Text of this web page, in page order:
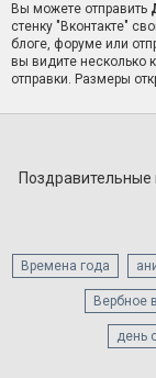
Вы можете отправить
стенку "Вконтакте"
блоге, форуме или
вы видите несколько
отправки. Размеры
Поздравительные
Времена года
Вербное
день